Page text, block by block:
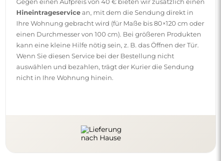
Damit die Montage und die Nutzung unseres Spiegels
einfach und problemlos sind, haben wir für Sie
ausführliche Anleitungen vorbereitet. Darin finden Sie alle
Schritte, die für die korrekte Montage des Spiegels
erforderlich sind, sowie Tipps zu seiner Pflege, Reinigung
und Instandhaltung, damit Sie sich lange an seinem
makellosen Aussehen erfreuen können.